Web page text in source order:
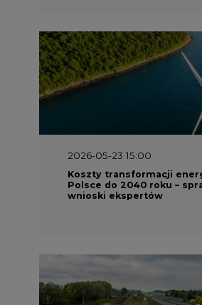
2026-05-23 15:00
Koszty transformacji
Polsce do 2040 roku –
wnioski ekspertów